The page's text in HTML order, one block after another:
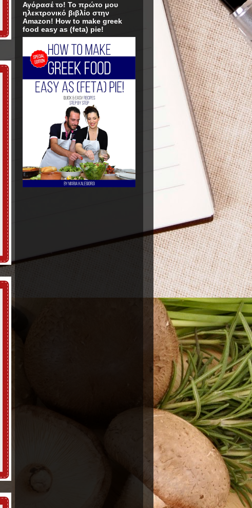
Αγόρασέ το! Το πρώτο μου
ηλεκτρονικό βιβλίο στην
Amazon! How to make greek
food easy as (feta) pie!